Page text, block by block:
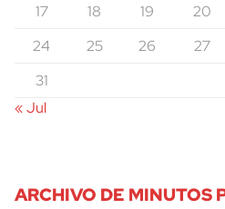
17
18 19 20
24
25 26 27
31
« Jul
ARCHIVO DE MINUTOS